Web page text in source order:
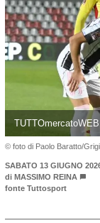
© foto di Paolo Baratto/
SABATO 13 GIUGNO
di MASSIMO REINA
fonte Tuttosport